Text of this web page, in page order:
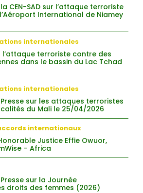
CEN-SAD sur l’attaque terroriste
International de Niamey
internationales
l’attaque terroriste contre des
dans le bassin du Lac Tchad
internationales
sur les attaques terroristes
du Mali le 25/04/2026
internationaux
Justice Effie Owuor,
– Africa
sur la Journée
droits des femmes (2026)